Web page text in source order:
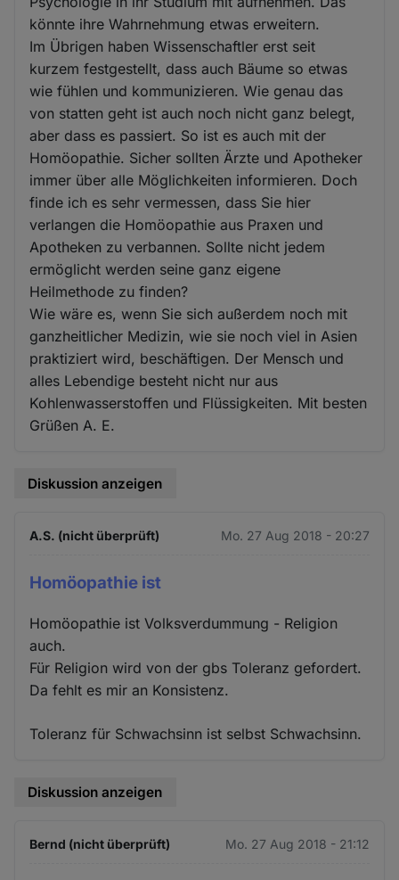
könnte ihre Wahrnehmung etwas erweitern.
Im Übrigen haben Wissenschaftler erst seit
kurzem festgestellt, dass auch Bäume so etwas
wie fühlen und kommunizieren. Wie genau das
von statten geht ist auch noch nicht ganz belegt,
aber dass es passiert. So ist es auch mit der
Homöopathie. Sicher sollten Ärzte und Apotheker
immer über alle Möglichkeiten informieren. Doch
finde ich es sehr vermessen, dass Sie hier
verlangen die Homöopathie aus Praxen und
Apotheken zu verbannen. Sollte nicht jedem
ermöglicht werden seine ganz eigene
Heilmethode zu finden?
Wie wäre es, wenn Sie sich außerdem noch mit
ganzheitlicher Medizin, wie sie noch viel in Asien
praktiziert wird, beschäftigen. Der Mensch und
alles Lebendige besteht nicht nur aus
Kohlenwasserstoffen und Flüssigkeiten. Mit besten
Grüßen A. E.
Diskussion anzeigen
A.S. (nicht überprüft) Mo. 27 Aug 2018 - 20:27
Homöopathie ist
Homöopathie ist Volksverdummung - Religion
auch.
Für Religion wird von der gbs Toleranz gefordert.
Da fehlt es mir an Konsistenz.
Toleranz für Schwachsinn ist selbst Schwachsinn.
Diskussion anzeigen
Bernd (nicht überprüft) Mo. 27 Aug 2018 - 21:12